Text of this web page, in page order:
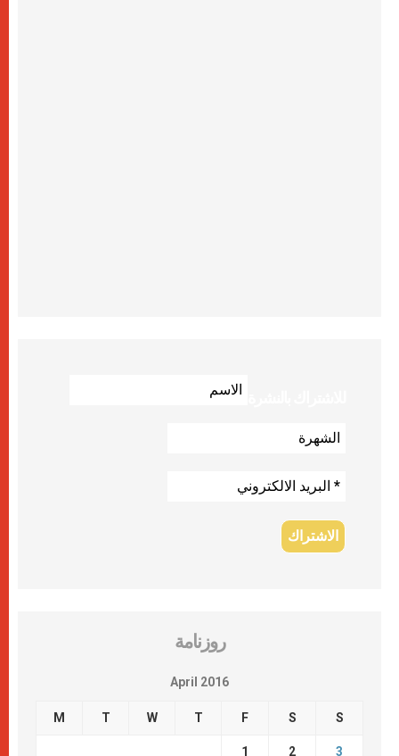
روزنامة
April 2016
M T W T F S S
1 2 3